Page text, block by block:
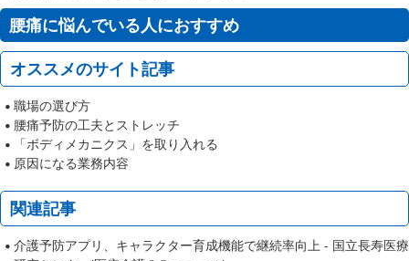
腰痛に悩んでいる人におすすめ
オススメのサイト記事
職場の選び方
腰痛予防の工夫とストレッチ
「ボディメカニクス」を取り入れる
原因になる業務内容
関連記事
介護予防アプリ、キャラクター育成機能で継続率向上 - 国立長寿医療